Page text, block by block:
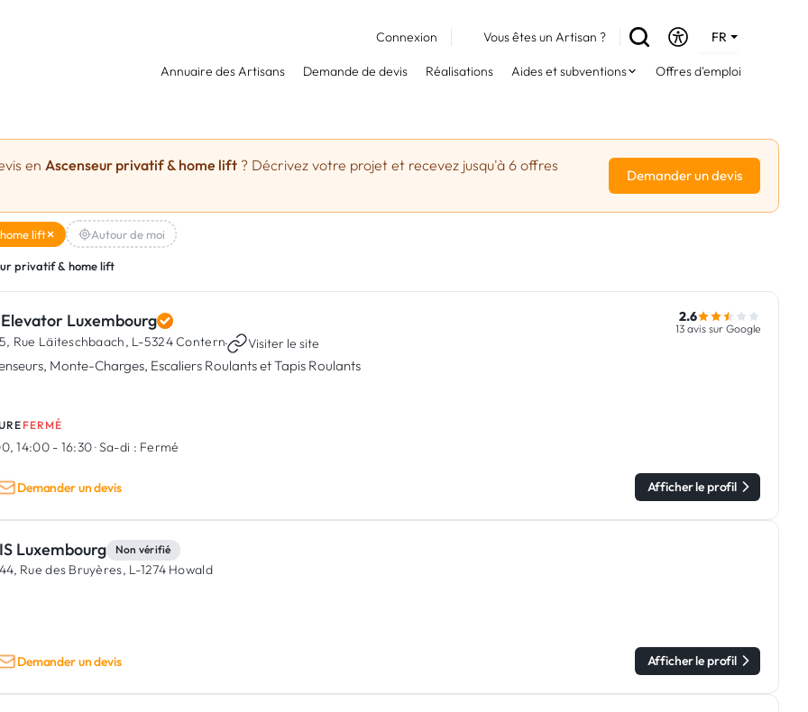
Connexion Vous êtes un Artisan ?
FR
Annuaire des Artisans Demande de devis Réalisations Aides et subventions Offres d'emploi
en Ascenseur privatif & home lift ? Décrivez votre projet et recevez jusqu'à 6 offres
Demander un devis
lift Autour de moi
privatif & home lift
Luxembourg
5, Rue Läiteschbaach, L-5324 Contern· Visiter le site
Monte-Charges, Escaliers Roulants et Tapis Roulants
2.6
13 avis sur Google
FERMÉ
14:00 - 16:30·Sa-di : Fermé
Demander un devis Afficher le profil
Luxembourg Non vérifié
44, Rue des Bruyères, L-1274 Howald
Demander un devis Afficher le profil